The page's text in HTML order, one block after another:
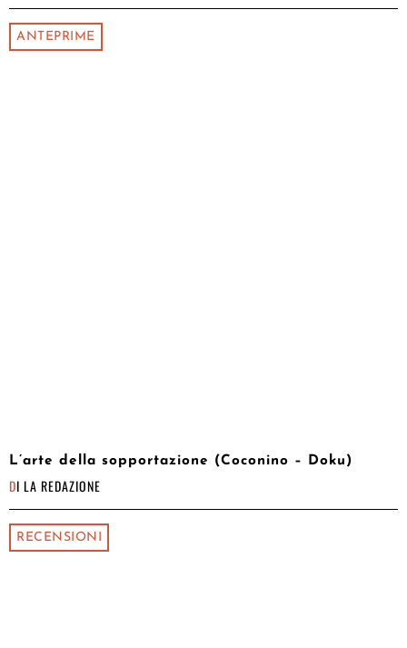
ANTEPRIME
L’arte della sopportazione (Coconino – Doku)
DI LA REDAZIONE
RECENSIONI